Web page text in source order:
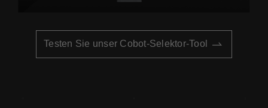
Testen Sie unser Cobot-Selektor-Tool